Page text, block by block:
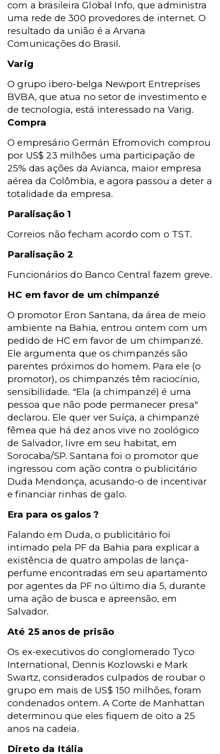
com a brasileira Global Info, que administra
uma rede de 300 provedores de internet. O
resultado da união é a Arvana
Comunicações do Brasil.
Varig
O grupo ibero-belga Newport Entreprises
BVBA, que atua no setor de investimento e
de tecnologia, está interessado na Varig.
Compra
O empresário Germán Efromovich comprou
por US$ 23 milhões uma participação de
25% das ações da Avianca, maior empresa
aérea da Colômbia, e agora passou a deter a
totalidade da empresa.
Paralisação 1
Correios não fecham acordo com o TST.
Paralisação 2
Funcionários do Banco Central fazem greve.
HC em favor de um chimpanzé
O promotor Eron Santana, da área de meio
ambiente na Bahia, entrou ontem com um
pedido de HC em favor de um chimpanzé.
Ele argumenta que os chimpanzés são
parentes próximos do homem. Para ele (o
promotor), os chimpanzés têm raciocínio,
sensibilidade. "Ela (a chimpanzé) é uma
pessoa que não pode permanecer presa"
declarou. Ele quer ver Suíça, a chimpanzé
fêmea que há dez anos vive no zoológico
de Salvador, livre em seu habitat, em
Sorocaba/SP. Santana foi o promotor que
ingressou com ação contra o publicitário
Duda Mendonça, acusando-o de incentivar
e financiar rinhas de galo.
Era para os galos ?
Falando em Duda, o publicitário foi
intimado pela PF da Bahia para explicar a
existência de quatro ampolas de lança-
perfume encontradas em seu apartamento
por agentes da PF no último dia 5, durante
uma ação de busca e apreensão, em
Salvador.
Até 25 anos de prisão
Os ex-executivos do conglomerado Tyco
International, Dennis Kozlowski e Mark
Swartz, considerados culpados de roubar o
grupo em mais de US$ 150 milhões, foram
condenados ontem. A Corte de Manhattan
determinou que eles fiquem de oito a 25
anos na cadeia.
Direto da Itália